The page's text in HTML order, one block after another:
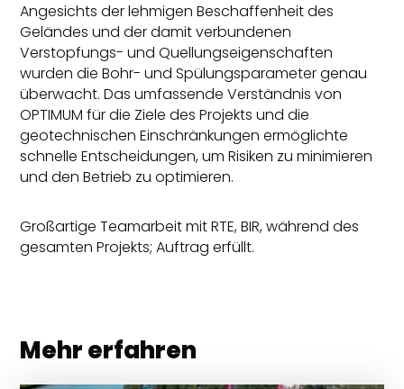
Angesichts der lehmigen Beschaffenheit des
Geländes und der damit verbundenen
Verstopfungs- und Quellungseigenschaften
wurden die Bohr- und Spülungsparameter genau
überwacht. Das umfassende Verständnis von
OPTIMUM für die Ziele des Projekts und die
geotechnischen Einschränkungen ermöglichte
schnelle Entscheidungen, um Risiken zu minimieren
und den Betrieb zu optimieren.
Großartige Teamarbeit mit RTE, BIR, während des
gesamten Projekts; Auftrag erfüllt.
Mehr erfahren